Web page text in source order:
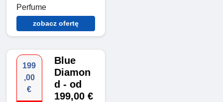
Perfume
zobacz ofertę
199
,00
€
Blue
Diamon
d - od
199,00 €